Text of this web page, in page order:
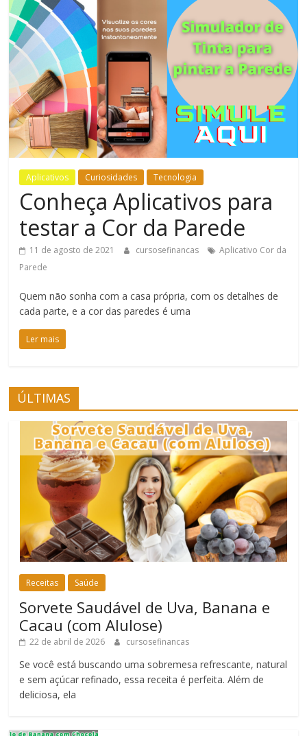
Estar
Aplicativos Curiosidades Tecnologia
Conheça Aplicativos para
testar a Cor da Parede
11 de agosto de 2021 cursosefinancas
Aplicativo Cor da
Parede
Quem não sonha com a casa própria, com os detalhes de
cada parte, e a cor das paredes é uma
Ler mais
ÚLTIMAS
Receitas Saúde
Sorvete Saudável de Uva, Banana e
Cacau (com Alulose)
22 de abril de 2026 cursosefinancas
Se você está buscando uma sobremesa refrescante, natural
e sem açúcar refinado, essa receita é perfeita. Além de
deliciosa, ela